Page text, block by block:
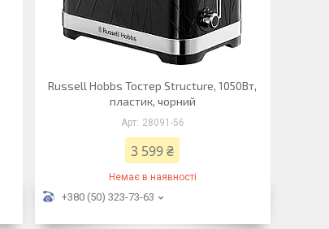
Russell Hobbs Тостер Structure, 1050Вт,
пластик, чорний
28091-56
3 599 ₴
Немає в наявності
+380 (50) 323-73-63